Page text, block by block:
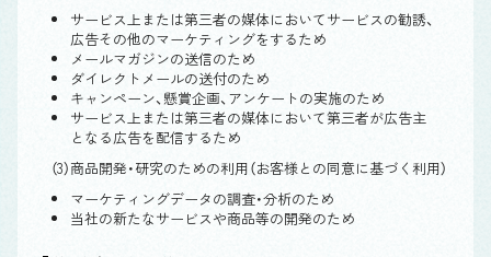
サービス上または第三者の媒体においてサービスの勧誘、
広告その他のマーケティングをするため
メールマガジンの送信のため
ダイレクトメールの送付のため
キャンペーン、懸賞企画、アンケートの実施のため
サービス上または第三者の媒体において第三者が広告主
となる広告を配信するため
（3）商品開発・研究のための利用（お客様との同意に基づく利用）
マーケティングデータの調査・分析のため
当社の新たなサービスや商品等の開発のため